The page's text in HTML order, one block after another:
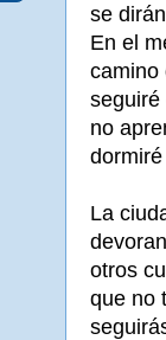
se
En el
camino
seguiré
no
La
otros
que no